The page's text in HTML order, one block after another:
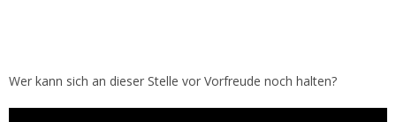
Wer kann sich an dieser Stelle vor Vorfreude noch halten?